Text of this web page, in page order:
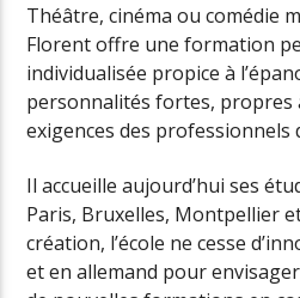
Théâtre, cinéma ou comédie
Florent offre une formation
individualisée propice à
personnalités fortes, propres
exigences des professionnels
Il accueille aujourd’hui ses
Paris, Bruxelles, Montpellier
création, l’école ne cesse
et en allemand pour